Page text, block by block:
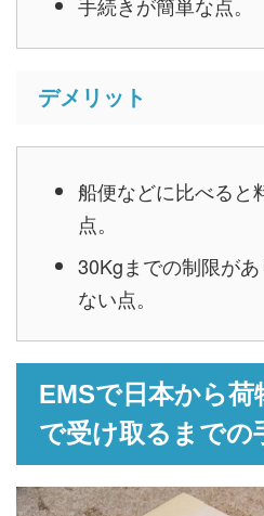
デメリット
船便などに比べると
点。
30Kgまでの制限が
ない点。
EMSで日本から荷
で受け取るまでの